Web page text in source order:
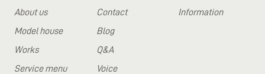
About us
Model house
Works
Service menu
Contact
Blog
Q&A
Voice
Information